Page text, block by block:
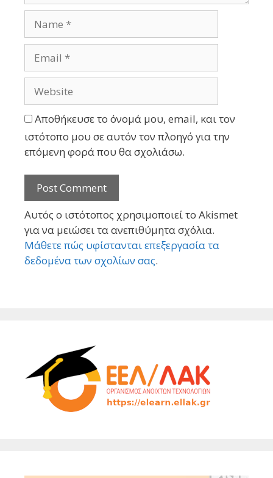
Αποθήκευσε το όνομά μου, email, και τον
ιστότοπο μου σε αυτόν τον πλοηγό για την
επόμενη φορά που θα σχολιάσω.
Αυτός ο ιστότοπος χρησιμοποιεί το Akismet
για να μειώσει τα ανεπιθύμητα σχόλια.
Μάθετε πώς υφίστανται επεξεργασία τα
δεδομένα των σχολίων σας.